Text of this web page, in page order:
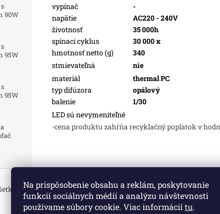
Na prispôsobenie obsahu a reklám, poskytovanie
funkcií sociálnych médií a analýzu návštevnosti
používame súbory cookie. Viac informáciítu.
90W
95W
95W
vypínač
-
napätie
AC220 - 240V
životnosť
35 000h
spínací cyklus
30 000 x
hmotnosť netto (g)
340
stmievateľná
nie
materiál
thermal PC
typ difúzora
opálový
balenie
1/30
LED sú nevymeniteľné
-cena produktu zahŕňa recyklačný poplatok v
práva vyhradené.Upraviť nastavenie cookies